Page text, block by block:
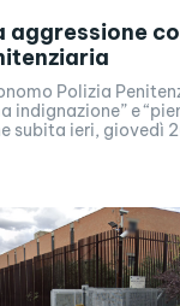
aggressione
Polizia
indignazione” e
subita ieri, giovedì